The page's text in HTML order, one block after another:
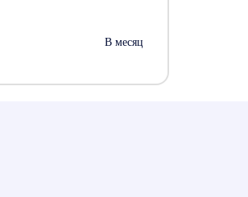
В месяц